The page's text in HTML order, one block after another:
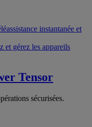
instantanée et
et gérez les appareils
Tensor
sécurisées.